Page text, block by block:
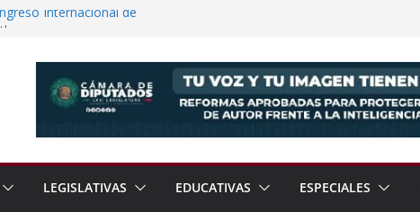
Internacional de
con Sheinbaum Ante Presiones
Energética Para Reducir
LEGISLATIVAS EDUCATIVAS ESPECIALES